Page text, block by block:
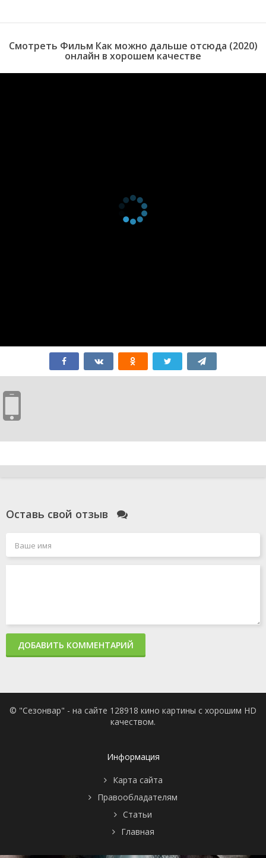
Смотреть Фильм Как можно дальше отсюда (2020)
онлайн в хорошем качестве
Оставь свой отзыв
ДОБАВИТЬ КОММЕНТАРИЙ
© "Сезонвар" - на сайте 128918 кино картины с хорошим HD
качеством.
Информация
Карта сайта
Правообладателям
Статьи
Главная